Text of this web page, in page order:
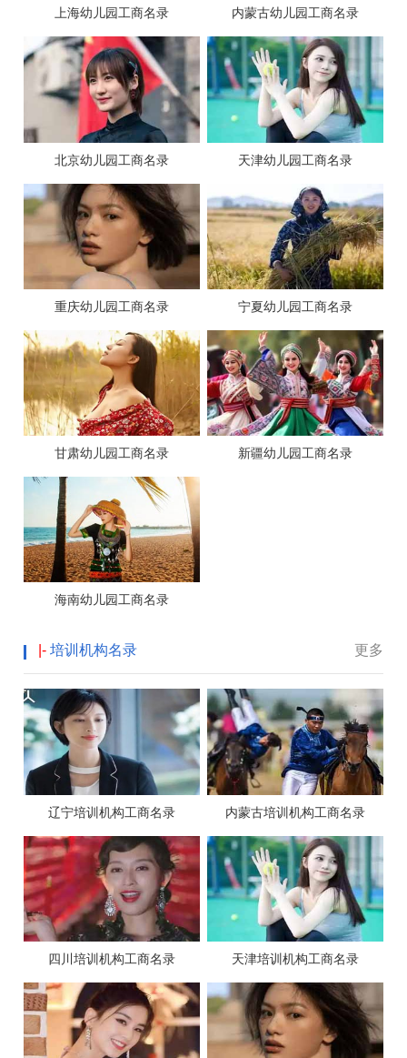
上海幼儿园工商名录 内蒙古幼儿园工商名录
北京幼儿园工商名录 天津幼儿园工商名录
重庆幼儿园工商名录 宁夏幼儿园工商名录
甘肃幼儿园工商名录 新疆幼儿园工商名录
海南幼儿园工商名录
更多
|- 培训机构名录
辽宁培训机构工商名录 内蒙古培训机构工商名录
四川培训机构工商名录 天津培训机构工商名录